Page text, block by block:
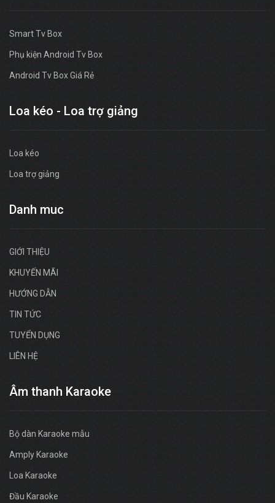
Smart Tv Box
Phụ kiện Android Tv Box
Android Tv Box Giá Rẻ
Loa kéo - Loa trợ giảng
Loa kéo
Loa trợ giảng
Danh muc
GIỚI THIỆU
KHUYẾN MÃI
HƯỚNG DẪN
TIN TỨC
TUYỂN DỤNG
LIÊN HỆ
Âm thanh Karaoke
Bộ dàn Karaoke mẫu
Amply Karaoke
Loa Karaoke
Đầu Karaoke